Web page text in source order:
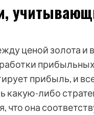
ценой золота
прибыль, и
какую-либо
что она